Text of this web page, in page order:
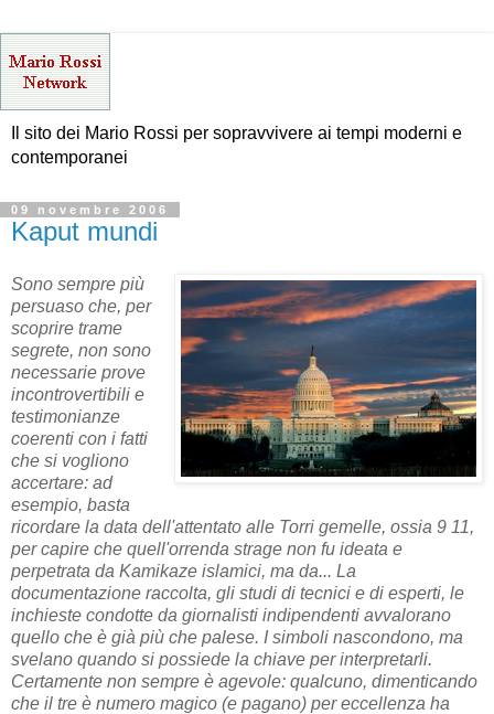
Il sito dei Mario Rossi per sopravvivere ai tempi moderni e
contemporanei
09 novembre 2006
Kaput mundi
Sono sempre più
persuaso che, per
scoprire trame
segrete, non sono
necessarie prove
incontrovertibili e
testimonianze
coerenti con i fatti
che si vogliono
accertare: ad
esempio, basta
ricordare la data dell'attentato alle Torri gemelle, ossia 9 11,
per capire che quell'orrenda strage non fu ideata e
perpetrata da Kamikaze islamici, ma da... La
documentazione raccolta, gli studi di tecnici e di esperti, le
inchieste condotte da giornalisti indipendenti avvalorano
quello che è già più che palese. I simboli nascondono, ma
svelano quando si possiede la chiave per interpretarli.
Certamente non sempre è agevole: qualcuno, dimenticando
che il tre è numero magico (e pagano) per eccellenza ha